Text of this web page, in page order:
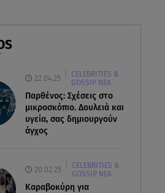
Τουρίστας ρωτούσε
σε 10χρονη
22.04.25
CELEBRITIES &
GOSSIP ΝΕΑ
Παρθένος: Σχέσεις στο
μικροσκόπιο. Δουλειά και
υγεία, σας δημιουργούν
άγχος
20.02.25
CELEBRITIES &
GOSSIP ΝΕΑ
Καραβοκύρη για